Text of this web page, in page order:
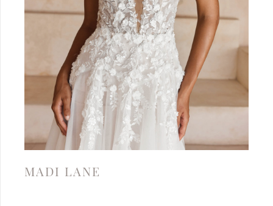
MADI LANE